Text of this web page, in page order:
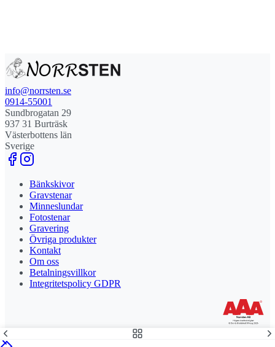
info@norrsten.se
0914-55001
Sundbrogatan 29
937 31 Burträsk
Västerbottens län
Sverige
Bänkskivor
Gravstenar
Minneslundar
Fotostenar
Gravering
Övriga produkter
Kontakt
Om oss
Betalningsvillkor
Integritetspolicy GDPR
Stolt leverantör och delägare till Steny AB